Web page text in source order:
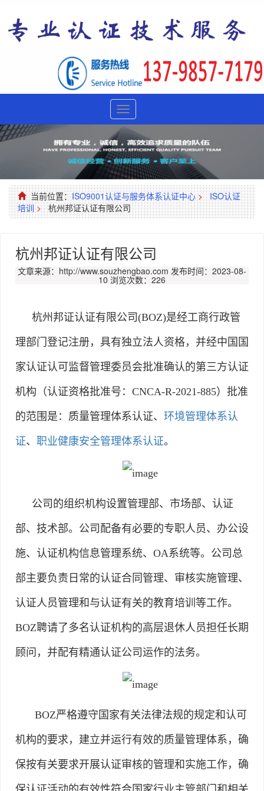
Toggle
navigation
当前位置：ISO9001认证与服务体系认证中心 >
ISO认证
培训 > 杭州邦证认证有限公司
杭州邦证认证有限公司
文章来源：http://www.souzhengbao.com 发布时间：2023-08-
10 浏览次数：226
杭州邦证认证有限公司(BOZ)是经工商行政管
理部门登记注册，具有独立法人资格，并经中国国
家认证认可监督管理委员会批准确认的第三方认证
机构（认证资格批准号：CNCA-R-2021-885）批准
的范围是：质量管理体系认证、 环境管理体系认
证、 职业健康安全管理体系认证。
公司的组织机构设置管理部、市场部、认证
部、技术部。公司配备有必要的专职人员、办公设
施、认证机构信息管理系统、OA系统等。公司总
部主要负责日常的认证合同管理、审核实施管理、
认证人员管理和与认证有关的教育培训等工作。
BOZ聘请了多名认证机构的高层退休人员担任长期
顾问，并配有精通认证公司运作的法务。
BOZ严格遵守国家有关法律法规的规定和认可
机构的要求，建立并运行有效的质量管理体系，确
保按有关要求开展认证审核的管理和实施工作，确